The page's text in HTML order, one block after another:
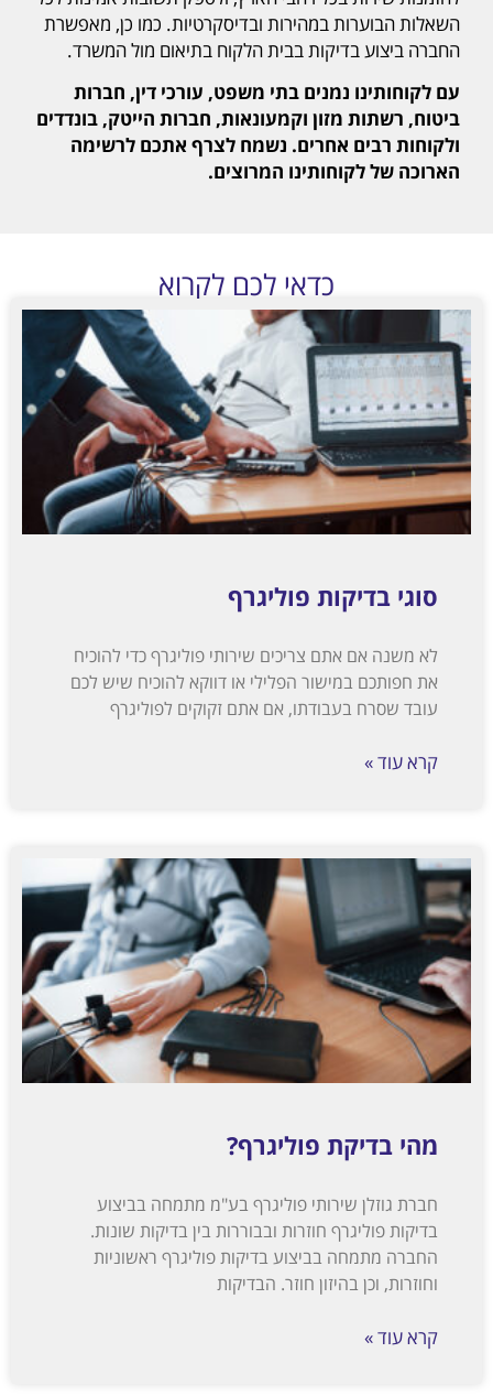
השאלות הבוערות במהירות ובדיסקרטיות. כמו כן, מאפשרת
החברה ביצוע בדיקות בבית הלקוח בתיאום מול המשרד.
עם לקוחותינו נמנים בתי משפט, עורכי דין, חברות
ביטוח, רשתות מזון וקמעונאות, חברות הייטק, בונדדים
ולקוחות רבים אחרים. נשמח לצרף אתכם לרשימה
הארוכה של לקוחותינו המרוצים.
כדאי לכם לקרוא
סוגי בדיקות פוליגרף
לא משנה אם אתם צריכים שירותי פוליגרף כדי להוכיח
את חפותכם במישור הפלילי או דווקא להוכיח שיש לכם
עובד שסרח בעבודתו, אם אתם זקוקים לפוליגרף
קרא עוד »
מהי בדיקת פוליגרף?
חברת גוזלן שירותי פוליגרף בע"מ מתמחה בביצוע
בדיקות פוליגרף חוזרות ובבוררות בין בדיקות שונות.
החברה מתמחה בביצוע בדיקות פוליגרף ראשוניות
וחוזרות, וכן בהיזון חוזר. הבדיקות
קרא עוד »